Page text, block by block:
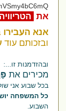
אתהטריוויה
אנא העבירו
ובזכותם עוד
ובהזדמנות זו...:
מכירים את
בכל שבוע אני
כל המשפחה
השבוע.